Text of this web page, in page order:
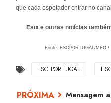
que cada espetador entrar no
Esta e outras notícias
Fonte: ESCPORTUGAL/MEO
ESC PORTUGAL
Mensagem